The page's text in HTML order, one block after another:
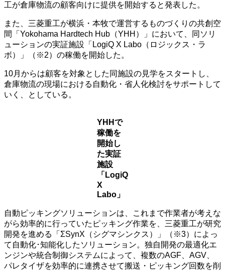
工が倉庫物流の顧客向けに提供を開始すると発表した。
また、三菱重工が横浜・本牧で運営するものづくりの共創空
間「Yokohama Hardtech Hub（YHH）」において、同ソリ
ューションの実証施設「LogiQ X Labo（ロジックス・ラ
ボ）」（※2）の稼働を開始した。
10月からは顧客を対象とした同施設の見学をスタートし、
倉庫物流の現場における自動化・省人化検討をサポートして
いく、としている。
YHHで
稼働を
開始し
た実証
施設
「LogiQ
X
Labo」
自動ピッキングソリューションは、これまで作業者が考えな
がら効率的に行っていたピッキング作業を、三菱重工が研究
開発を進める「ΣSynX（シグマシンクス）」（※3）によっ
て自動化･知能化したソリューション。独自開発の最適化エ
ンジンや統合制御システムによって、複数のAGF、AGV、
パレタイザを効率的に連携させて搬送・ピッキング回数を削